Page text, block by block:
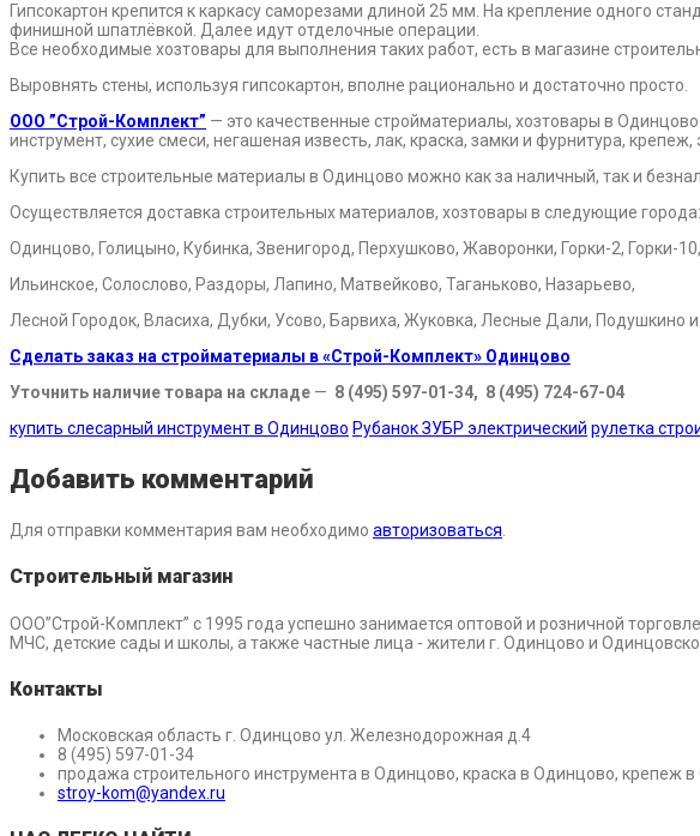
Гипсокартон крепится к каркасу саморезами длиной 25 мм. На крепление одного
финишной шпатлёвкой. Далее идут отделочные операции.
Все необходимые хозтовары для выполнения таких работ, есть в магазине
Выровнять стены, используя гипсокартон, вполне рационально и достаточно просто.
ООО ”Строй-Комплект” — это качественные стройматериалы, хозтовары в
инструмент, сухие смеси, негашеная известь, лак, краска, замки и фурнитура,
Купить все строительные материалы в Одинцово можно как за наличный, так и
Осуществляется доставка строительных материалов, хозтовары в следующие города:
Одинцово, Голицыно, Кубинка, Звенигород, Перхушково, Жаворонки, Горки-2, Горки-10,
Ильинское, Солослово, Раздоры, Лапино, Матвейково, Таганьково, Назарьево,
Лесной Городок, Власиха, Дубки, Усово, Барвиха, Жуковка, Лесные Дали, Подушкино и
Сделать заказ на стройматериалы в «Строй-Комплект» Одинцово
Уточнить наличие товара на складе — 8 (495) 597-01-34, 8 (495) 724-67-04
купить слесарный инструмент в Одинцово Рубанок ЗУБР электрический рулетка
Добавить комментарий
Для отправки комментария вам необходимо авторизоваться
Строительный магазин
ООО”Строй-Комплект” с 1995 года успешно занимается оптовой и розничной
МЧС, детские сады и школы, а также частные лица - жители г. Одинцово и
Контакты
Московская область г. Одинцово ул. Железнодорожная д.4
8 (495) 597-01-34
продажа строительного инструмента в Одинцово, краска в Одинцово, крепеж
stroy-kom@yandex.ru